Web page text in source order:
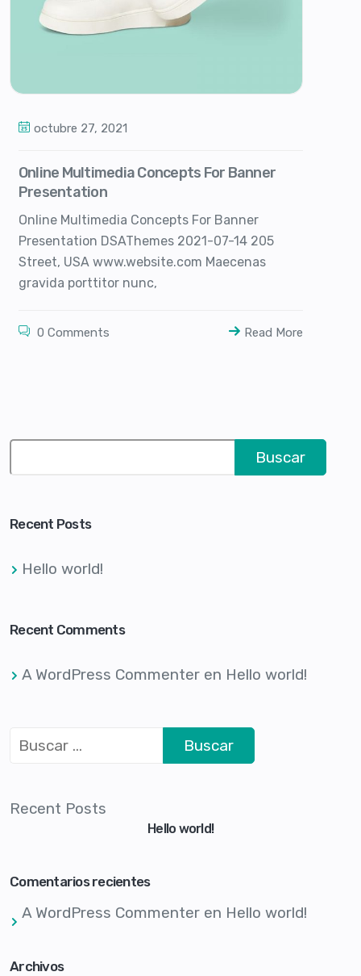
octubre 27, 2021
Online Multimedia Concepts For Banner
Presentation
Online Multimedia Concepts For Banner
Presentation DSAThemes 2021-07-14 205
Street, USA www.website.com Maecenas
gravida porttitor nunc,
0 Comments Read More
Buscar
Recent Posts
Hello world!
Recent Comments
A WordPress Commenter en Hello world!
Recent Posts
Hello world!
Comentarios recientes
A WordPress Commenter en Hello world!
Archivos